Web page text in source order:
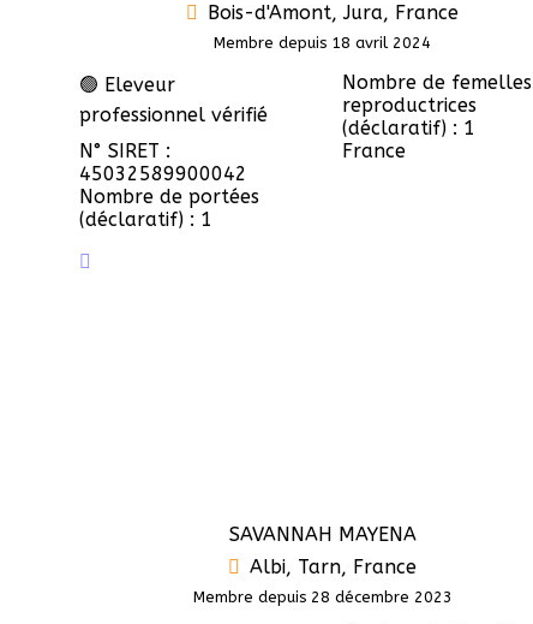
Bois-d'Amont, Jura, France
Membre depuis 18 avril 2024
🟢 Eleveur
professionnel vérifié
Nombre de femelles
reproductrices
(déclaratif) : 1
N° SIRET :
45032589900042
France
Nombre de portées
(déclaratif) : 1
SAVANNAH MAYENA
Albi, Tarn, France
Membre depuis 28 décembre 2023